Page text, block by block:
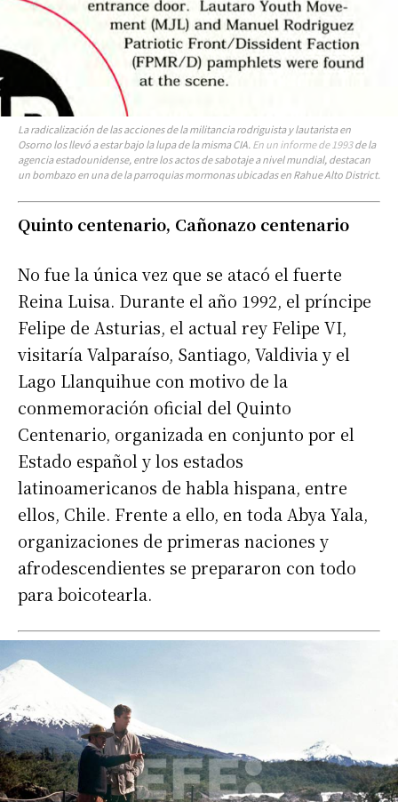
La radicalización de las acciones de la militancia rodriguista y lautarista en
Osorno los llevó a estar bajo la lupa de la misma CIA. En un informe de 1993de la
agencia estadounidense, entre los actos de sabotaje a nivel mundial, destacan
un bombazo en una de la parroquias mormonas ubicadas en Rahue Alto District.
Quinto centenario, Cañonazo centenario
No fue la única vez que se atacó el fuerte
Reina Luisa. Durante el año 1992, el príncipe
Felipe de Asturias, el actual rey Felipe VI,
visitaría Valparaíso, Santiago, Valdivia y el
Lago Llanquihue con motivo de la
conmemoración oficial del Quinto
Centenario, organizada en conjunto por el
Estado español y los estados
latinoamericanos de habla hispana, entre
ellos, Chile. Frente a ello, en toda Abya Yala,
organizaciones de primeras naciones y
afrodescendientes se prepararon con todo
para boicotearla.